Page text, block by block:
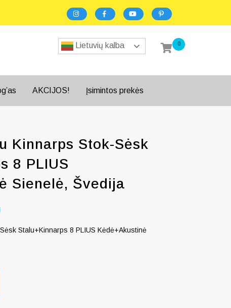
Lietuvių kalba 0
AKCIJOS! Įsimintos prekės
Kinnarps Stok-Sėsk
8 PLIUS
Sienelė, Švedija
Stalu+Kinnarps 8 PLIUS Kėdė+Akustinė